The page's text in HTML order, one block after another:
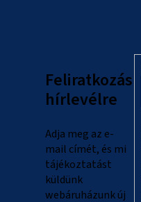
Feliratkozás
hírlevélre
Adja meg az e-
mail címét, és mi
tájékoztatást
küldünk
webáruházunk új